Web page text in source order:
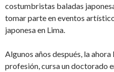
costumbristas baladas
tomar parte en eventos
japonesa en Lima.
Algunos años después, la
profesión, cursa un doctorado